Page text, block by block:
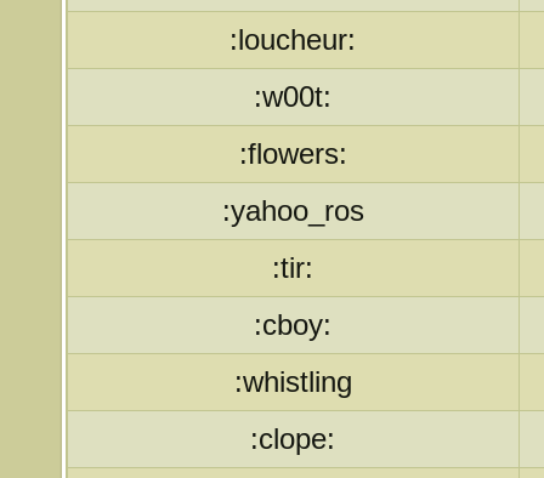
:loucheur:
:w00t:
:flowers:
:yahoo_ros
:tir:
:cboy:
:whistling
:clope: